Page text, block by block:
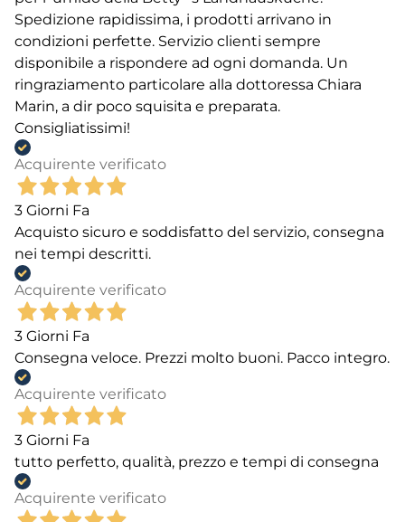
Spedizione rapidissima, i prodotti arrivano in
condizioni perfette. Servizio clienti sempre
disponibile a rispondere ad ogni domanda. Un
ringraziamento particolare alla dottoressa Chiara
Marin, a dir poco squisita e preparata.
Consigliatissimi!
Acquirente verificato
3 Giorni Fa
Acquisto sicuro e soddisfatto del servizio, consegna
nei tempi descritti.
Acquirente verificato
3 Giorni Fa
Consegna veloce. Prezzi molto buoni. Pacco integro.
Acquirente verificato
3 Giorni Fa
tutto perfetto, qualità, prezzo e tempi di consegna
Acquirente verificato